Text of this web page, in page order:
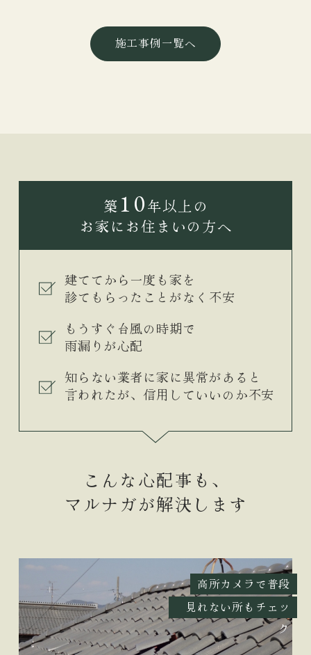
施工事例一覧へ
築10年以上の
お家にお住まいの方へ
建ててから一度も家を
診てもらったことがなく不安
もうすぐ台風の時期で
雨漏りが心配
知らない業者に家に異常があると
言われたが、信用していいのか不安
こんな心配事も、
マルナガが解決します
高所カメラで普段
見れない所もチェッ
ク